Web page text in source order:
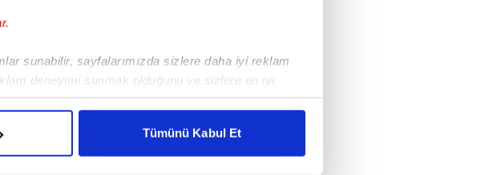
sunabilir, sayfalarımızda sizlere daha iyi reklam
deneyimi sunmak olduğunu ve sizlere en iyi
noktada, reklamların maliyetlerimizi karşılamak
hedefli reklamlar gösterilmeyecektir."
Tümünü Kabul Et